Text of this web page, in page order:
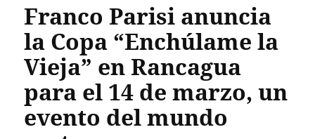
Franco Parisi anuncia
la Copa “Enchúlame la
Vieja” en Rancagua
para el 14 de marzo, un
evento del mundo